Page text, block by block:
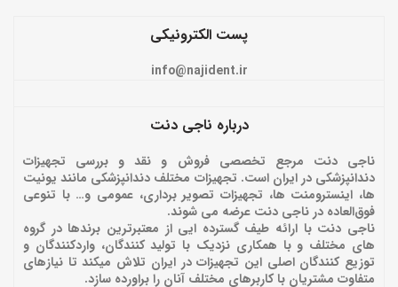
پست الکترونیکی
info@najident.ir
درباره ناجی دنت
ناجی دنت مرجع تخصصی فروش و نقد و بررسی تجهیزات
دندانپزشکی در ایران است. تجهیزات مختلف دندانپزشکی مانند یونیت
ها، اینسترومنت ها، تجهیزات تصویر برداری، عمومی و… با تنوعی
فوق‌العاده در ناجی دنت عرضه می شوند.
ناجی دنت با ارائه‌ طیف گسترده ایی از معتبرترین برندها در گروه
های مختلف و با همکاری نزدیک با تولید کنندگان، واردکنندگان و
توزیع کنندگان اصلی این تجهیزات در ایران تلاش میکند تا نیازهای
متفاوت مشتریان با کاربرهای مختلف آنان را براورده سازد.